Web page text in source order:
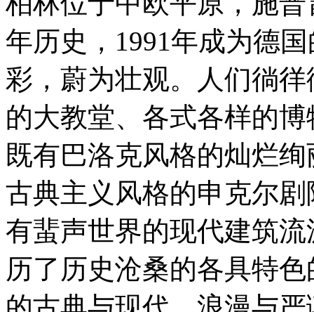
年历史，1991年成为德
彩，蔚为壮观。人们徜
的大教堂、各式各样的
既有巴洛克风格的灿烂
古典主义风格的申克尔
有蜚声世界的现代建筑
历了历史沧桑的各具特